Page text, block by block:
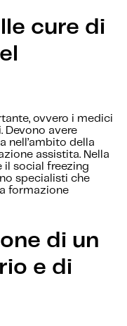
cure di
ovvero i medici
Devono avere
nell’ambito della
assistita. Nella
il social freezing
specialisti che
formazione
di un
e di